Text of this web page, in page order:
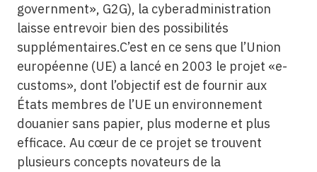
government», G2G), la cyberadministration
laisse entrevoir bien des possibilités
supplémentaires.C’est en ce sens que l’Union
européenne (UE) a lancé en 2003 le projet «e-
customs», dont l’objectif est de fournir aux
États membres de l’UE un environnement
douanier sans papier, plus moderne et plus
efficace. Au cœur de ce projet se trouvent
plusieurs concepts novateurs de la